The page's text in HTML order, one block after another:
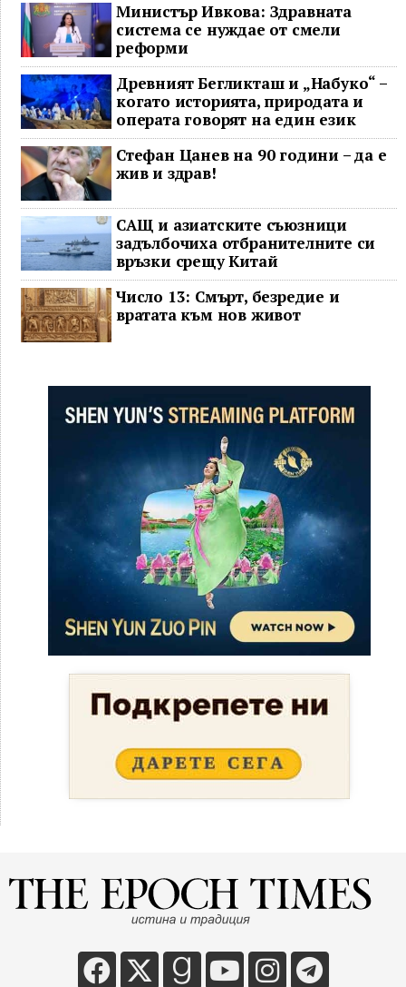
Министър Ивкова: Здравната
система се нуждае от смели
реформи
Древният Бегликташ и „Набуко“ –
когато историята, природата и
операта говорят на един език
Стефан Цанев на 90 години – да е
жив и здрав!
САЩ и азиатските съюзници
задълбочиха отбранителните си
връзки срещу Китай
Число 13: Смърт, безредие и
вратата към нов живот